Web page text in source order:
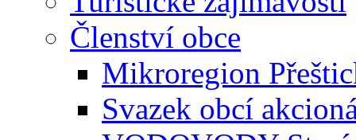
Členství obce
Mikroregion
Svazek obcí